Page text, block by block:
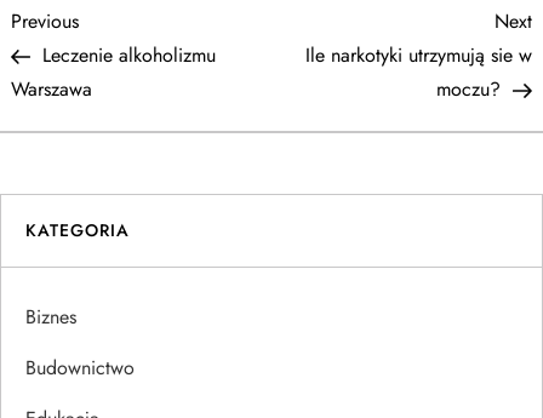
N
a
w
i
g
a
c
Previous
Post
Previous
Leczenie alkoholizmu
Warszawa
Next
Ile narkotyki utrzymują sie w
moczu?
KATEGORIA
Biznes
Budownictwo